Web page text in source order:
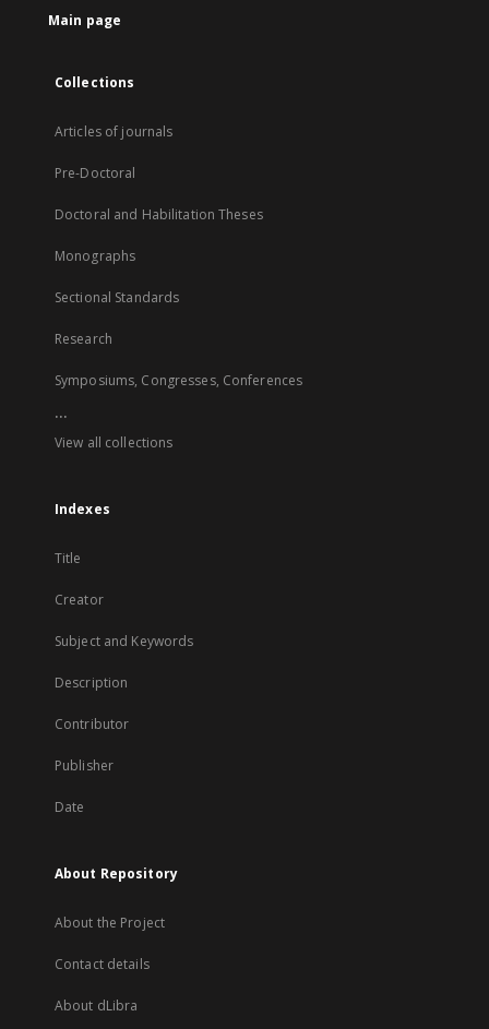
Main page
Collections
Articles of journals
Pre-Doctoral
Doctoral and Habilitation Theses
Monographs
Sectional Standards
Research
Symposiums, Congresses, Conferences
...
View all collections
Indexes
Title
Creator
Subject and Keywords
Description
Contributor
Publisher
Date
About Repository
About the Project
Contact details
About dLibra